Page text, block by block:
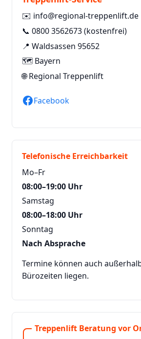
✉️ info@regional-treppenlift.de
📞 0800 3562673(kostenfrei)
📍 Waldsassen 95652
🗺️ Bayern
🌐Regional Treppenlift
Facebook
Telefonische Erreichbarkeit
Mo–Fr
08:00–19:00 Uhr
Samstag
08:00–18:00 Uhr
Sonntag
Nach Absprache
Termine können auch
Bürozeiten liegen.
Treppenlift Beratung vor